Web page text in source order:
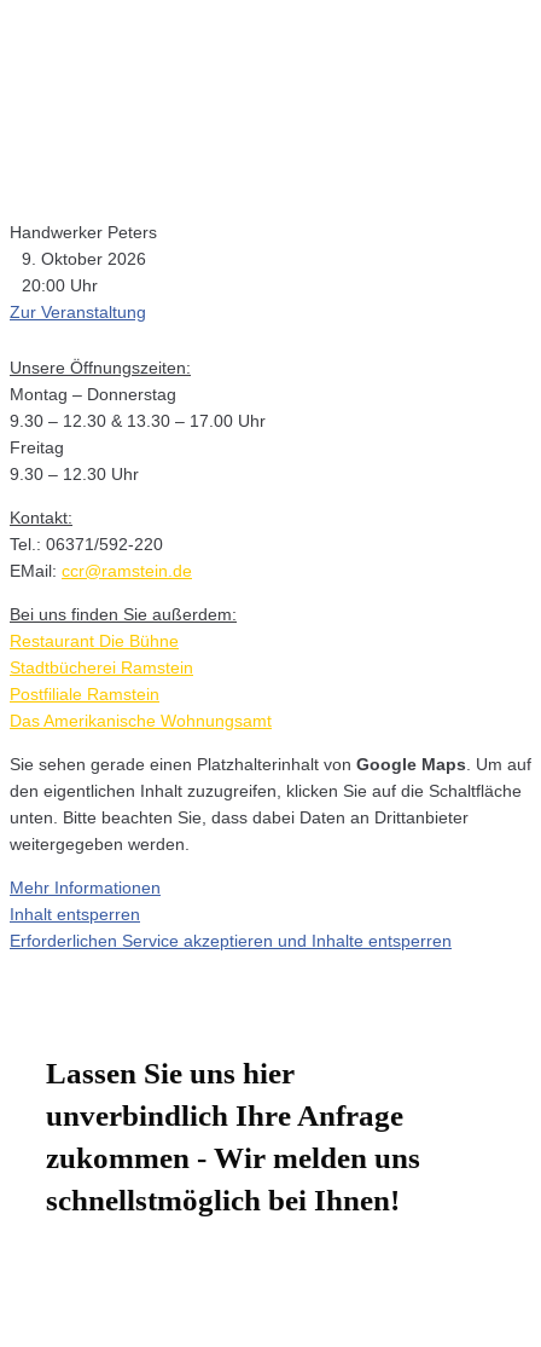
Handwerker Peters
9. Oktober 2026
20:00 Uhr
Zur Veranstaltung
Unsere Öffnungszeiten:
Montag – Donnerstag
9.30 – 12.30 & 13.30 – 17.00 Uhr
Freitag
9.30 – 12.30 Uhr
Kontakt:
Tel.: 06371/592-220
EMail: ccr@ramstein.de
Bei uns finden Sie außerdem:
Restaurant Die Bühne
Stadtbücherei Ramstein
Postfiliale Ramstein
Das Amerikanische Wohnungsamt
Sie sehen gerade einen Platzhalterinhalt von Google Maps. Um auf
den eigentlichen Inhalt zuzugreifen, klicken Sie auf die Schaltfläche
unten. Bitte beachten Sie, dass dabei Daten an Drittanbieter
weitergegeben werden.
Mehr Informationen
Inhalt entsperren
Erforderlichen Service akzeptieren und Inhalte entsperren
Lassen Sie uns hier
unverbindlich Ihre Anfrage
zukommen - Wir melden uns
schnellstmöglich bei Ihnen!